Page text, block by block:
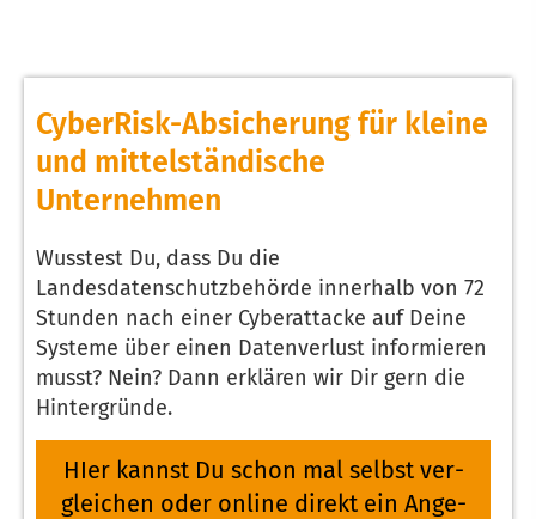
CyberRisk-Absicherung für kleine
und mittelständische
Unternehmen
Wusstest Du, dass Du die
Landesdatenschutzbehörde innerhalb von 72
Stunden nach einer Cyberattacke auf Deine
Systeme über einen Datenverlust informieren
musst? Nein? Dann erklären wir Dir gern die
Hintergründe.
HIer kannst Du schon mal selbst ver­
gleichen oder online direkt ein An­ge­